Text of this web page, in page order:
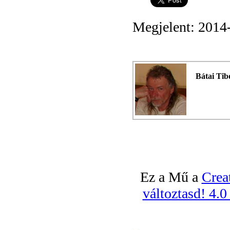
Megjelent:
Bátai
Ez a Mű a
változtasd!